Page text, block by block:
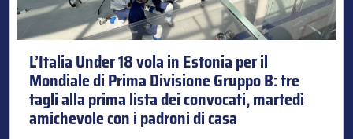
L’Italia Under 18 vola in Estonia per il
Mondiale di Prima Divisione Gruppo B: tre
tagli alla prima lista dei convocati, martedì
amichevole con i padroni di casa